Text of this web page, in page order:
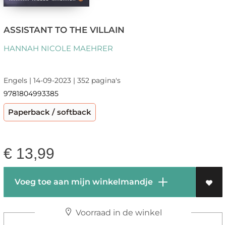
ASSISTANT TO THE VILLAIN
HANNAH NICOLE MAEHRER
Engels | 14-09-2023 | 352 pagina's
9781804993385
Paperback / softback
€ 13,99
Voeg toe aan mijn winkelmandje
Voorraad in de winkel